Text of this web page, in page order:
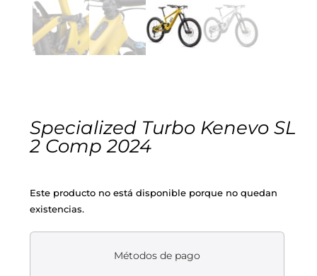
Eléctricas
Montajes a la Carta
Segunda mano
Pedales
Ruedas
Sillines
Suspensión
Manillares
Gafas
Puños y cintas
Luces
Bombas
Portabidones
Equipaciones gr-100
Ropa
Guantes
Calcetines
Varios
REBAJAS
Specialized Turbo Kenevo SL
2 Comp 2024
Este producto no está disponible porque no quedan
existencias.
Métodos de pago